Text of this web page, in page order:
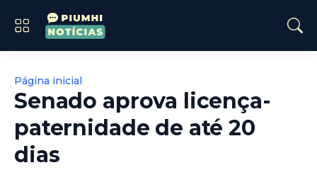
Página inicial
Senado aprova licença-
paternidade de até 20
dias